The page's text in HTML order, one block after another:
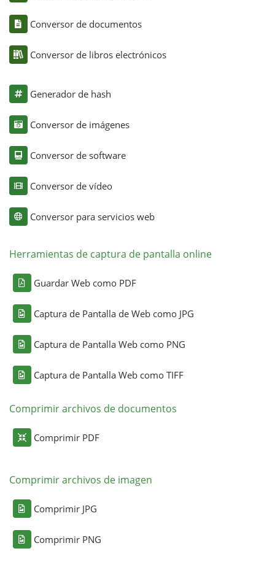
Conversor de documentos
Conversor de libros electrónicos
Generador de hash
Conversor de imágenes
Conversor de software
Conversor de vídeo
Conversor para servicios web
Herramientas de captura de pantalla online
Guardar Web como PDF
Captura de Pantalla de Web como JPG
Captura de Pantalla Web como PNG
Captura de Pantalla Web como TIFF
Comprimir archivos de documentos
Comprimir PDF
Comprimir archivos de imagen
Comprimir JPG
Comprimir PNG